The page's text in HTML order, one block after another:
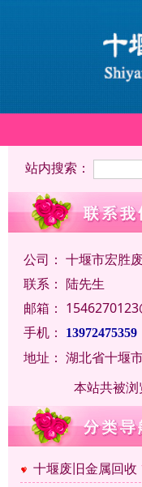
站内搜索：
公司： 十堰市宏胜
联系： 陆先生
邮箱：
手机：
13972475359
地址： 湖北省十堰
本站共被
十堰废旧金属回收